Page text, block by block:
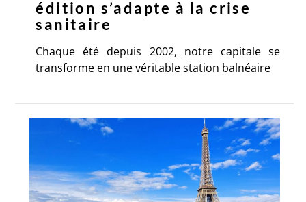
édition s’adapte à la crise
sanitaire
Chaque été depuis 2002, notre capitale se
transforme en une véritable station balnéaire